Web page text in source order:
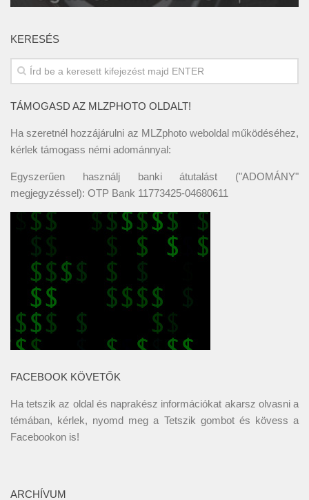
KERESÉS
TÁMOGASD AZ MLZPHOTO OLDALT!
Ha szeretnél hozzájárulni az MLZphoto weboldal működéséhez,
kérlek támogass némi adománnyal:
Egyszerűen használj banki átutalást ("ADOMÁNY"
megjegyzéssel): OTP Bank 11773425-04680611
FACEBOOK KÖVETŐK
Ha tetszik az oldal és naprakész információkat akarsz olvasni a
témában, kérlek, nyomd meg a Tetszik gombot és kövess a
Facebookon is!
ARCHÍVUM